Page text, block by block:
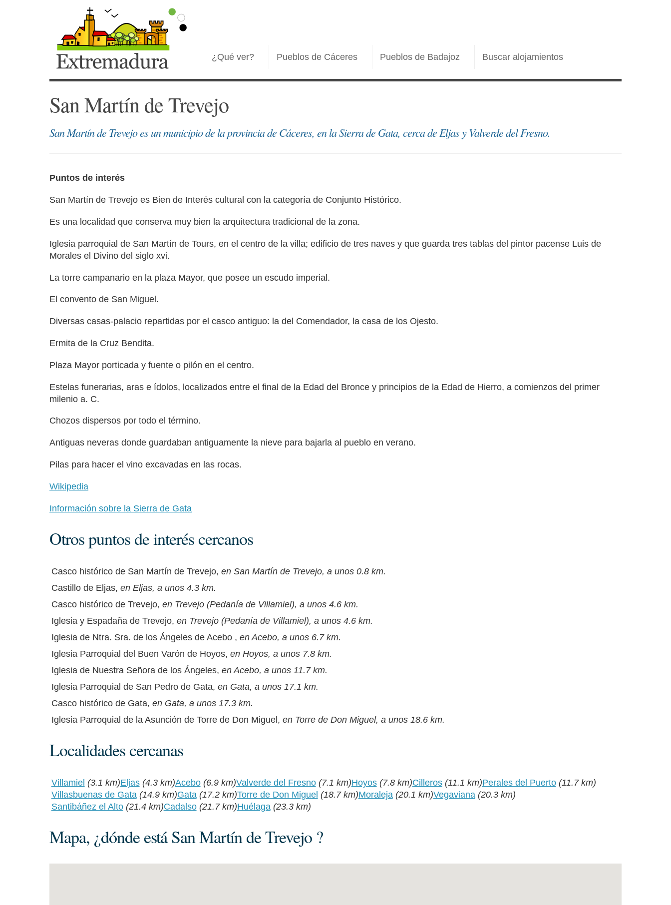
¿Qué ver? Pueblos de Cáceres Pueblos de Badajoz Buscar alojamientos
San Martín de Trevejo
San Martín de Trevejo es un municipio de la provincia de Cáceres, en la Sierra de Gata, cerca de Eljas y Valverde del Fresno.
Puntos de interés
San Martín de Trevejo es Bien de Interés cultural con la categoría de Conjunto Histórico.
Es una localidad que conserva muy bien la arquitectura tradicional de la zona.
Iglesia parroquial de San Martín de Tours, en el centro de la villa; edificio de tres naves y que guarda tres tablas del pintor pacense Luis de
Morales el Divino del siglo xvi.
La torre campanario en la plaza Mayor, que posee un escudo imperial.
El convento de San Miguel.
Diversas casas-palacio repartidas por el casco antiguo: la del Comendador, la casa de los Ojesto.
Ermita de la Cruz Bendita.
Plaza Mayor porticada y fuente o pilón en el centro.
Estelas funerarias, aras e ídolos, localizados entre el final de la Edad del Bronce y principios de la Edad de Hierro, a comienzos del primer
milenio a. C.
Chozos dispersos por todo el término.
Antiguas neveras donde guardaban antiguamente la nieve para bajarla al pueblo en verano.
Pilas para hacer el vino excavadas en las rocas.
Wikipedia
Información sobre la Sierra de Gata
Otros puntos de interés cercanos
Casco histórico de San Martín de Trevejo, en San Martín de Trevejo, a unos 0.8 km.
Castillo de Eljas, en Eljas, a unos 4.3 km.
Casco histórico de Trevejo, en Trevejo (Pedanía de Villamiel), a unos 4.6 km.
Iglesia y Espadaña de Trevejo, en Trevejo (Pedanía de Villamiel), a unos 4.6 km.
Iglesia de Ntra. Sra. de los Ángeles de Acebo , en Acebo, a unos 6.7 km.
Iglesia Parroquial del Buen Varón de Hoyos, en Hoyos, a unos 7.8 km.
Iglesia de Nuestra Señora de los Ángeles, en Acebo, a unos 11.7 km.
Iglesia Parroquial de San Pedro de Gata, en Gata, a unos 17.1 km.
Casco histórico de Gata, en Gata, a unos 17.3 km.
Iglesia Parroquial de la Asunción de Torre de Don Miguel, en Torre de Don Miguel, a unos 18.6 km.
Localidades cercanas
Villamiel (3.1 km)Eljas (4.3 km)Acebo (6.9 km)Valverde del Fresno (7.1 km)Hoyos (7.8 km)Cilleros (11.1 km)Perales del Puerto (11.7 km)
Villasbuenas de Gata (14.9 km)Gata (17.2 km)Torre de Don Miguel (18.7 km)Moraleja (20.1 km)Vegaviana (20.3 km)
Santibáñez el Alto (21.4 km)Cadalso (21.7 km)Huélaga (23.3 km)
Mapa, ¿dónde está San Martín de Trevejo ?